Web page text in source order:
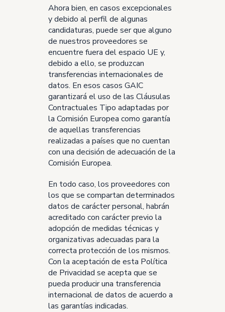
Ahora bien, en casos excepcionales
y debido al perfil de algunas
candidaturas, puede ser que alguno
de nuestros proveedores se
encuentre fuera del espacio UE y,
debido a ello, se produzcan
transferencias internacionales de
datos. En esos casos GAIC
garantizará el uso de las Cláusulas
Contractuales Tipo adaptadas por
la Comisión Europea como garantía
de aquellas transferencias
realizadas a países que no cuentan
con una decisión de adecuación de la
Comisión Europea.
En todo caso, los proveedores con
los que se compartan determinados
datos de carácter personal, habrán
acreditado con carácter previo la
adopción de medidas técnicas y
organizativas adecuadas para la
correcta protección de los mismos.
Con la aceptación de esta Política
de Privacidad se acepta que se
pueda producir una transferencia
internacional de datos de acuerdo a
las garantías indicadas.